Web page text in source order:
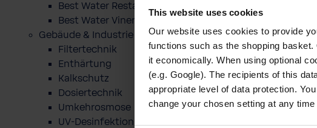
This website uses cookies
Our website uses cookies to provide
functions such as the shopping
it economically. When using optional
(e.g. Google). The recipients of this
appropriate level of data protection.
change your chosen setting at any
Best Water Restaurant
Best Water Vinery
Gebäude & Industrie
Filtertechnik
Enthärtung
Kalkschutz
Dosiertechnik
Umkehrosmose
UV-Desinfektion